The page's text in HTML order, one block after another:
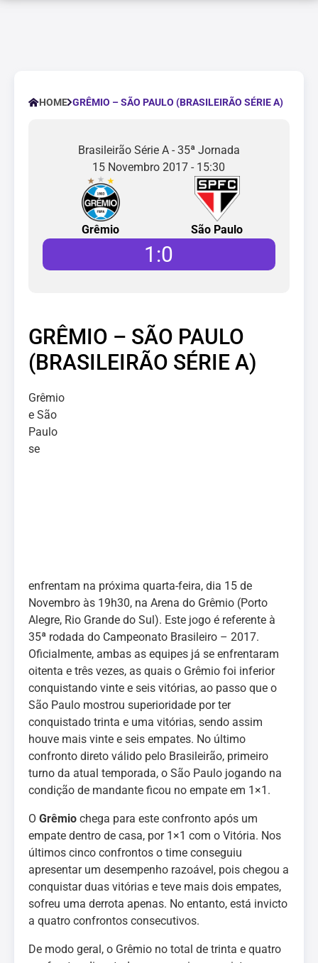
HOME GRÊMIO – SÃO PAULO (BRASILEIRÃO SÉRIE A)
Brasileirão Série A - 35ª Jornada
15 Novembro 2017 - 15:30
Grêmio São Paulo
1 :0
GRÊMIO – SÃO PAULO
(BRASILEIRÃO SÉRIE A)
Grêmio
e São
Paulo
se
enfrentam na próxima quarta-feira, dia 15 de
Novembro às 19h30, na Arena do Grêmio (Porto
Alegre, Rio Grande do Sul). Este jogo é referente à
35ª rodada do Campeonato Brasileiro – 2017.
Oficialmente, ambas as equipes já se enfrentaram
oitenta e três vezes, as quais o Grêmio foi inferior
conquistando vinte e seis vitórias, ao passo que o
São Paulo mostrou superioridade por ter
conquistado trinta e uma vitórias, sendo assim
houve mais vinte e seis empates. No último
confronto direto válido pelo Brasileirão, primeiro
turno da atual temporada, o São Paulo jogando na
condição de mandante ficou no empate em 1×1.
O Grêmio chega para este confronto após um
empate dentro de casa, por 1×1 com o Vitória. Nos
últimos cinco confrontos o time conseguiu
apresentar um desempenho razoável, pois chegou a
conquistar duas vitórias e teve mais dois empates,
sofreu uma derrota apenas. No entanto, está invicto
a quatro confrontos consecutivos.
De modo geral, o Grêmio no total de trinta e quatro